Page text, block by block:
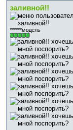
заливной!!
******модель